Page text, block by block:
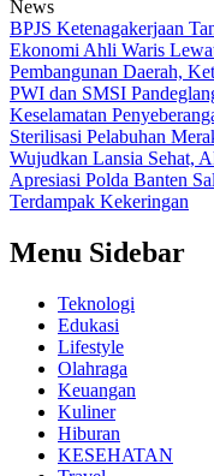
News
BPJS Ketenagakerjaan
Ekonomi Ahli Waris
Pembangunan Daerah,
PWI dan SMSI
Keselamatan
Sterilisasi Pelabuhan
Wujudkan Lansia Sehat,
Apresiasi Polda Banten
Terdampak Kekeringan
Menu Sidebar
Teknologi
Edukasi
Lifestyle
Olahraga
Keuangan
Kuliner
Hiburan
KESEHATAN